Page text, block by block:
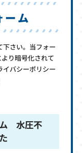
ーム
下さい。当フォー
り暗号化されて
イバシーポリシー
ム 水圧不